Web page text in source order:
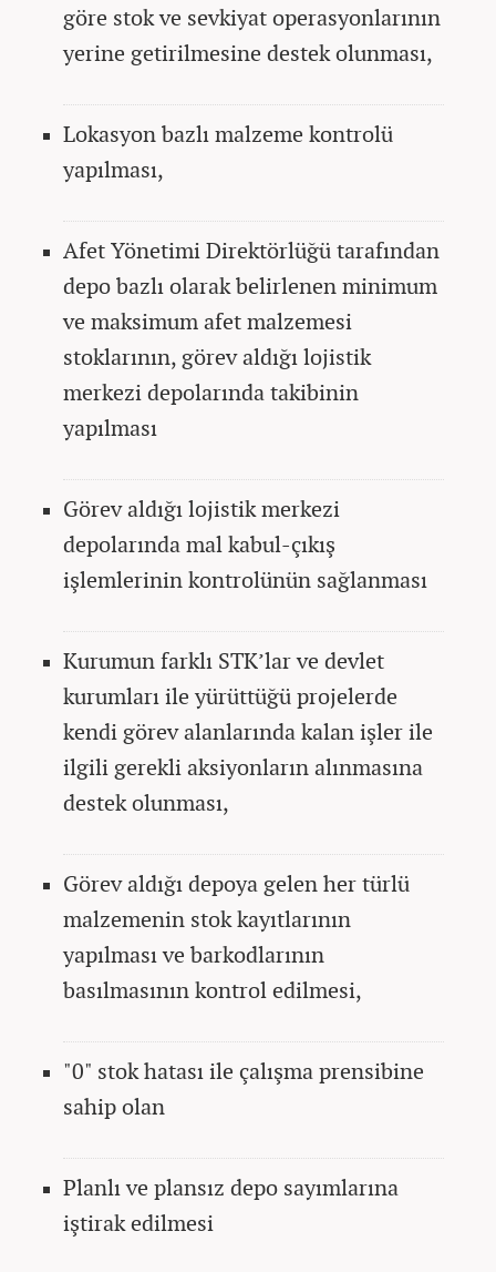
göre stok ve sevkiyat operasyonlarının
yerine getirilmesine destek olunması,
Lokasyon bazlı malzeme kontrolü
yapılması,
Afet Yönetimi Direktörlüğü tarafından
depo bazlı olarak belirlenen minimum
ve maksimum afet malzemesi
stoklarının, görev aldığı lojistik
merkezi depolarında takibinin
yapılması
Görev aldığı lojistik merkezi
depolarında mal kabul-çıkış
işlemlerinin kontrolünün sağlanması
Kurumun farklı STK’lar ve devlet
kurumları ile yürüttüğü projelerde
kendi görev alanlarında kalan işler ile
ilgili gerekli aksiyonların alınmasına
destek olunması,
Görev aldığı depoya gelen her türlü
malzemenin stok kayıtlarının
yapılması ve barkodlarının
basılmasının kontrol edilmesi,
"0" stok hatası ile çalışma prensibine
sahip olan
Planlı ve plansız depo sayımlarına
iştirak edilmesi